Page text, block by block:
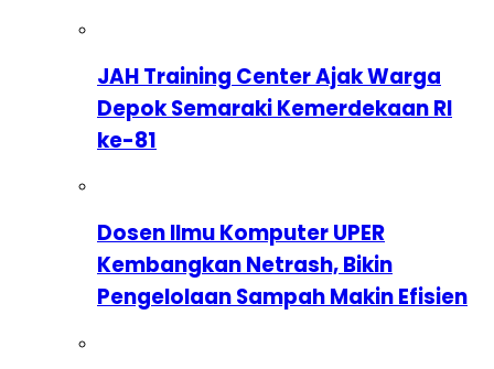
JAH Training Center Ajak Warga
Depok Semaraki Kemerdekaan RI
ke-81
Dosen Ilmu Komputer UPER
Kembangkan Netrash, Bikin
Pengelolaan Sampah Makin Efisien